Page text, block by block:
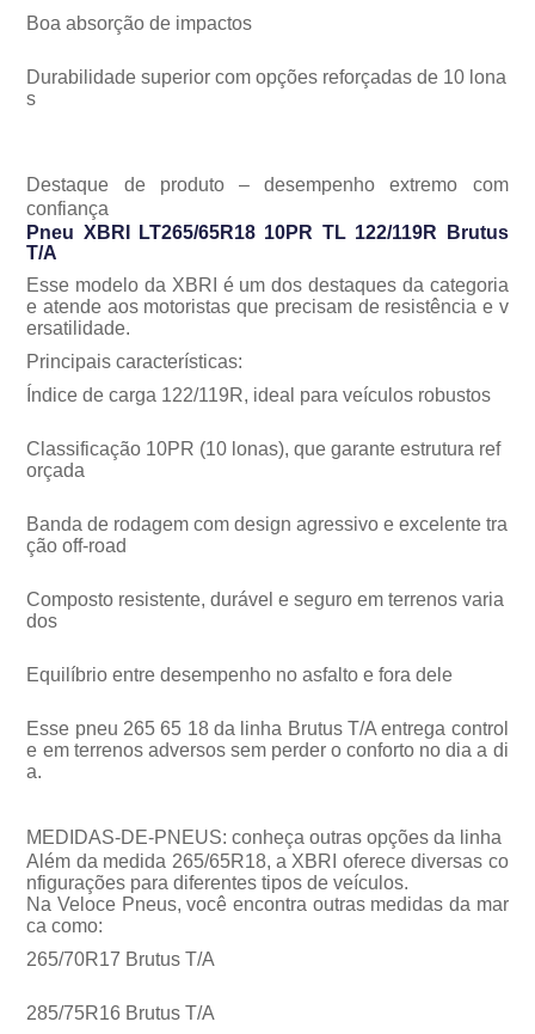
Boa absorção de impactos
Durabilidade superior com opções reforçadas de 10 lona
s
Destaque de produto – desempenho extremo com
confiança
Pneu XBRI LT265/65R18 10PR TL 122/119R Brutus
T/A
Esse modelo da XBRI é um dos destaques da categoria
e atende aos motoristas que precisam de resistência e v
ersatilidade.
Principais características:
Índice de carga 122/119R, ideal para veículos robustos
Classificação 10PR (10 lonas), que garante estrutura ref
orçada
Banda de rodagem com design agressivo e excelente tra
ção off-road
Composto resistente, durável e seguro em terrenos varia
dos
Equilíbrio entre desempenho no asfalto e fora dele
Esse pneu 265 65 18 da linha Brutus T/A entrega control
e em terrenos adversos sem perder o conforto no dia a di
a.
MEDIDAS-DE-PNEUS: conheça outras opções da linha
Além da medida 265/65R18, a XBRI oferece diversas co
nfigurações para diferentes tipos de veículos.
Na Veloce Pneus, você encontra outras medidas da mar
ca como:
265/70R17 Brutus T/A
285/75R16 Brutus T/A